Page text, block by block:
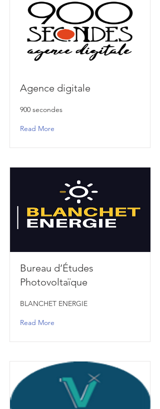
Agence digitale
900 secondes
Read More
Bureau d’Études
Photovoltaïque
BLANCHET ENERGIE
Read More